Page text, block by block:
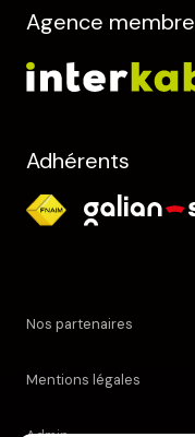
Agence membre
Adhérents
Nos partenaires
Mentions légales